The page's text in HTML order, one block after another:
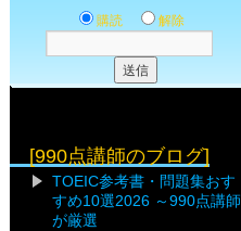
購読 解除
[990点講師のブログ]
TOEIC参考書・問題集おす
すめ10選2026 ～990点講師
が厳選